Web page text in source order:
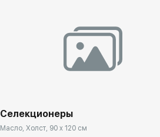
Селекционеры
Масло, Холст, 90 x 120 см